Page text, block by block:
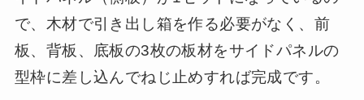
で、木材で引き出し箱を作る必要がなく、前
板、背板、底板の3枚の板材をサイドパネルの
型枠に差し込んでねじ止めすれば完成です。